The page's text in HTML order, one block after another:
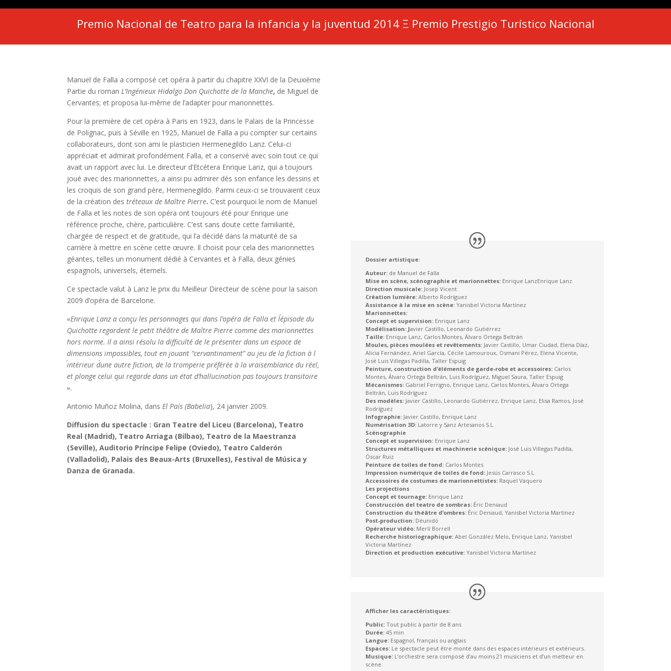
Premio Nacional de Teatro para la infancia y la juventud 2014 Ξ Premio Prestigio Turístico Nacional
Manuel de Falla a composé cet opéra à partir du chapitre XXVI de la Deuxième
Partie du romanL’Ingénieux Hidalgo Don Quichotte de la Manche, de Miguel de
Cervantes; et proposa lui-même de l’adapter pour marionnettes.
Pour la première de cet opéra à Paris en 1923, dans le Palais de la Princesse
de Polignac, puis à Séville en 1925, Manuel de Falla a pu compter sur certains
collaborateurs, dont son ami le plasticien Hermenegildo Lanz. Celui-ci
appréciait et admirait profondément Falla, et a conservé avec soin tout ce qui
avait un rapport avec lui. Le directeur d’Etcétera Enrique Lanz, qui a toujours
joué avec des marionnettes, a ainsi pu admirer dès son enfance les dessins et
les croquis de son grand père, Hermenegildo. Parmi ceux-ci se trouvaient ceux
de la création des tréteaux de Maître Pierre. C’est pourquoi le nom de Manuel
de Falla et les notes de son opéra ont toujours été pour Enrique une
référence proche, chère, particulière. C’est sans doute cette familiarité,
chargée de respect et de gratitude, qui l’a décidé dans la maturité de sa
carrière à mettre en scène cette œuvre. Il choisit pour cela des marionnettes
géantes, telles un monument dédié à Cervantes et à Falla, deux génies
espagnols, universels, éternels.
Ce spectacle valut à Lanz le prix du Meilleur Directeur de scène pour la saison
2009 d’opéra de Barcelone.
«Enrique Lanz a conçu les personnages qui dans l’opéra de Falla et l´épisode du
Quichotte regardent le petit théâtre de Maître Pierre comme des marionnettes
hors norme. Il a ainsi résolu la difficulté de le présenter dans un espace de
dimensions impossibles, tout en jouant “cervantinament” au jeu de la fictionà l
intérieur dune autre fiction, de la tromperie préféréeà la vraisemblance du réel,
et plonge celui qui regarde dans unétat d’hallucination pas toujours transitoire
».
Antonio Muñoz Molina, dansEl País (Babelia), 24 janvier 2009.
Diffusion du spectacle : Gran Teatre del Liceu (Barcelona), Teatro
Real (Madrid), Teatro Arriaga (Bilbao), Teatro de la Maestranza
(Seville), Auditorio Príncipe Felipe (Oviedo), Teatro Calderón
(Valladolid), Palais des Beaux-Arts (Bruxelles), Festival de Música y
Danza de Granada.
Dossier artistique:
Auteur:de Manuel de Falla
Mise en scène, scénographie et marionnettes:Enrique LanzEnrique Lanz
Direction musicale: Josep Vicent
Création lumière:Alberto Rodríguez
Assistance à la mise en scène:Yanisbel Victoria Martínez
Marionnettes:
Concept et supervision:Enrique Lanz
Modélisation: Javier Castillo, Leonardo Gutiérrez
Taille:Enrique Lanz, Carlos Montes, Álvaro Ortega Beltrán
Moules, pièces moulées et revêtements:Javier Castillo, Umar Ciudad, Elena Díaz,
Alicia Fernández, Ariel García, Cécile Lamouroux, Osmani Pérez, Elena Vicente,
José Luis Villegas Padilla, Taller Espuig
Peinture, construction d’éléments de garde-robe et accessoires:Carlos
Montes, Álvaro Ortega Beltrán, Luis Rodríguez, Miguel Saura, Taller Espuig
Mécanismes:Gabriel Ferrigno, Enrique Lanz, Carlos Montes, Álvaro Ortega
Beltrán, Luis Rodríguez
Des modèles:Javier Castillo, Leonardo Gutiérrez, Enrique Lanz, Elisa Ramos, José
Rodríguez
Infographie:Javier Castillo, Enrique Lanz
Numérisation 3D:Latorre y Sanz Artesanos S.L.
Scénographie
Concept et supervision:Enrique Lanz
Structures métalliques et machinerie scénique:José Luis Villegas Padilla,
Óscar Ruiz
Peinture de toiles de fond:Carlos Montes
Impression numérique de toiles de fond:Jesús Carrasco S.L.
Accessoires de costumes de marionnettistes:Raquel Vaquero
Les projections
Concept et tournage:Enrique Lanz
Construcción del teatro de sombras:Éric Deniaud
Construction du théâtre d’ombres:Éric Deniaud, Yanisbel Victoria Martínez
Post-production:Dèunidó
Opérateur vidéo:Merlí Borrell
Recherche historiographique:Abel González Melo, Enrique Lanz, Yanisbel
Victoria Martínez
Direction et production exécutive:Yanisbel Victoria Martínez
Afficher les caractéristiques:
Public: Tout public à partir de 8 ans
Durée:45 min
Langue:Espagnol, français ou anglais
Espaces:Le spectacle peut être monté dans des espaces intérieurs et extérieurs.
Musique:L’orchestre sera composé d’au moins 21 musiciens et d’un metteur en
scène.